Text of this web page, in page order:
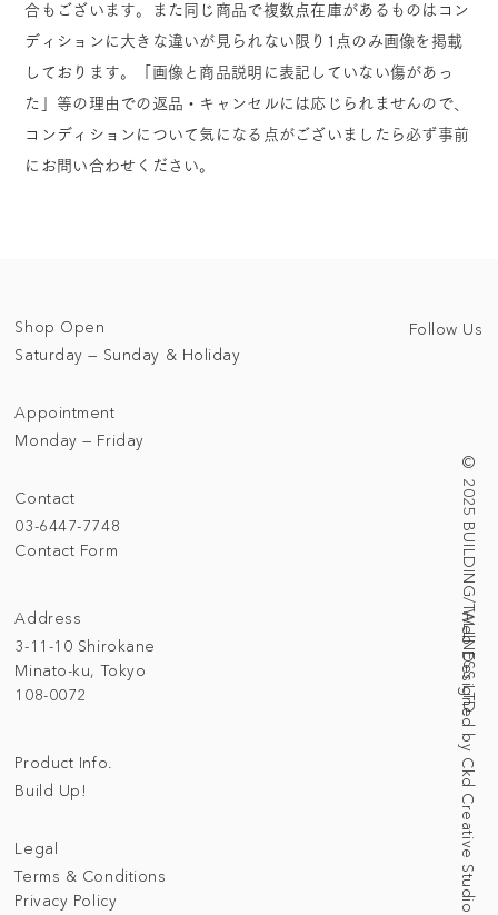
合もございます。また同じ商品で複数点在庫があるものはコン
ディションに大きな違いが見られない限り1点のみ画像を掲載
しております。「画像と商品説明に表記していない傷があっ
た」等の理由での返品・キャンセルには応じられませんので、
コンディションについて気になる点がございましたら必ず事前
にお問い合わせください。
Address
3-11-10 Shirokane
Minato-ku, Tokyo
108-0072
© 2025 BUILDING/TALLNESS LTD.
Web Designed by Ckd Creative Studio
Contact
03-6447-7748
Contact Form
Shop Open
Saturday — Sunday & Holiday
Appointment
Monday — Friday
Legal
Terms & Conditions
Privacy Policy
Product Info.
Build Up!
Follow Us